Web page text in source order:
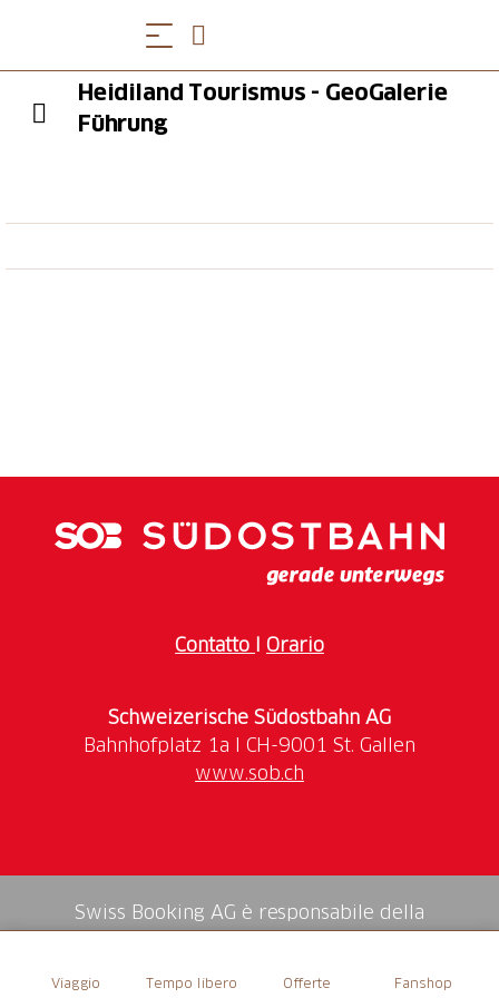
Viaggio Tempo libero Offerte Fanshop
Heidiland Tourismus - GeoGalerie
Führung
Contatto I Orario
Schweizerische Südostbahn AG
www.sob.ch
Swiss Booking AG è responsabile della